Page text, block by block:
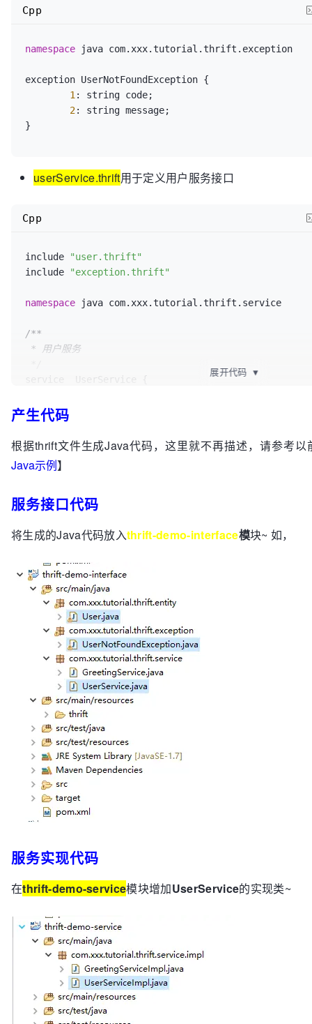
namespace java com.xxx.tutorial.thrift.exception
exception UserNotFoundException {
1 : string code;
2: string message;
}
Cpp
userService.thrift用于定义用户服务接口
include
"user.thrift"
include
"exception.thrift"
namespace java com.xxx.tutorial.thrift.service
/**
/**保存用户*/
bool
save
  list<user.User>
/**删除用户*/
exception.UserNotFoundException e)
Cpp
展开代码 ▼
产生代码
根据thrift文件生成Java代码，这里就不再描述，请参考以
Java示例】
服务接口代码
将生成的Java代码放入thrift-demo-interface模块~ 如，
服务实现代码
在thrift-demo-service模块增加UserService的实现类~